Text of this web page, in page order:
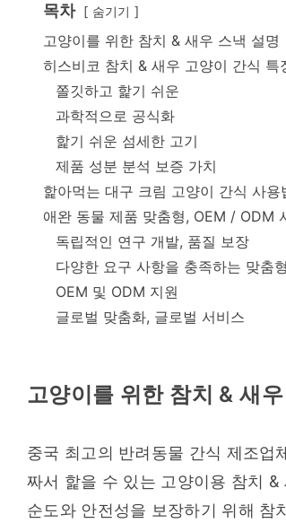
목차 숨기기
고양이를 위한 참치 & 새우 스낵 설명
히스비코 참치 & 새우 고양이 간식 특
쫄깃하고 핥기 쉬운
과학적으로 공식화
핥기 쉬운 섬세한 고기
제품 성분 분석 보증 가치
핥아먹는 대구 크림 고양이 간식 사용
애완 동물 제품 맞춤형, OEM / ODM
독립적인 연구 개발, 품질 보장
다양한 요구 사항을 충족하는 맞춤
OEM 및 ODM 지원
글로벌 맞춤화, 글로벌 서비스
고양이를 위한 참치 & 새
중국 최고의 반려동물 간식 제조업
짜서 핥을 수 있는 고양이용 참치
순도와 안전성을 보장하기 위해 참